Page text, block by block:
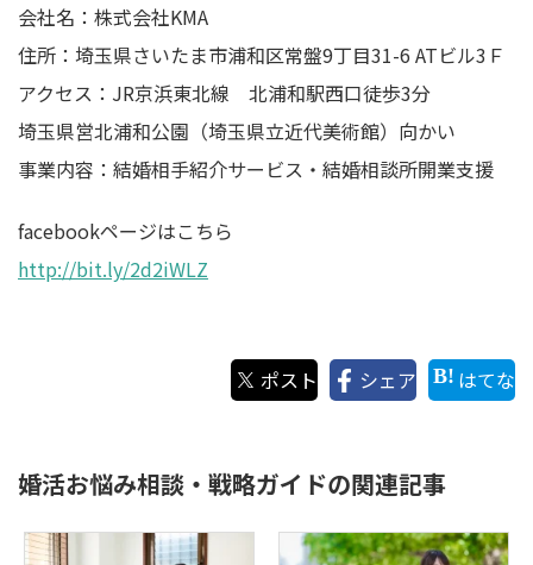
会社名：株式会社KMA
住所：埼玉県さいたま市浦和区常盤9丁目31-6 ATビル3Ｆ
アクセス：JR京浜東北線 北浦和駅西口徒歩3分
埼玉県営北浦和公園（埼玉県立近代美術館）向かい
事業内容：結婚相手紹介サービス・結婚相談所開業支援
facebookページはこちら
http://bit.ly/2d2iWLZ
ポスト シェア はてな
婚活お悩み相談・戦略ガイドの関連記事